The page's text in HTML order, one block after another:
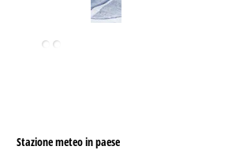
Stazione meteo in paese